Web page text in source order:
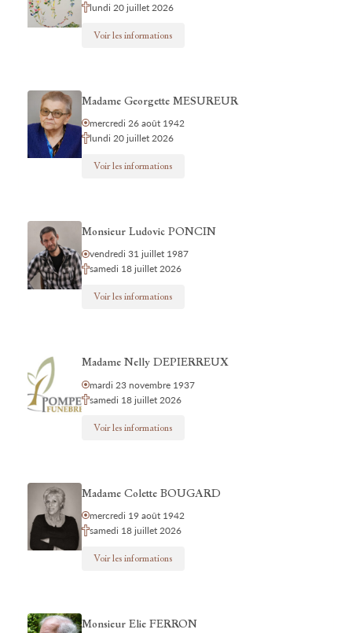
lundi 20 juillet 2026
Voir les informations
Madame Georgette MESUREUR
mercredi 26 août 1942
lundi 20 juillet 2026
Voir les informations
Monsieur Ludovic PONCIN
vendredi 31 juillet 1987
samedi 18 juillet 2026
Voir les informations
Madame Nelly DEPIERREUX
mardi 23 novembre 1937
samedi 18 juillet 2026
Voir les informations
Madame Colette BOUGARD
mercredi 19 août 1942
samedi 18 juillet 2026
Voir les informations
Monsieur Elie FERRON